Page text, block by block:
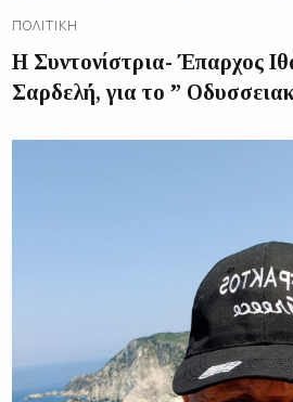
ΠΟΛΙΤΙΚΉ
Η Συντονίστρια- Έπαρχος
Σαρδελή, για το ”